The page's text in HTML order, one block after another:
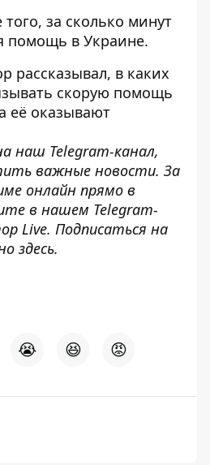
за сколько минут
помощь в Украине.
рассказывал, в каких
скорую помощь
её оказывают
наш Telegram-канал,
важные новости. За
онлайн прямо в
в нашем Telegram-
Live. Подписаться на
здесь.
😭 😆 😡